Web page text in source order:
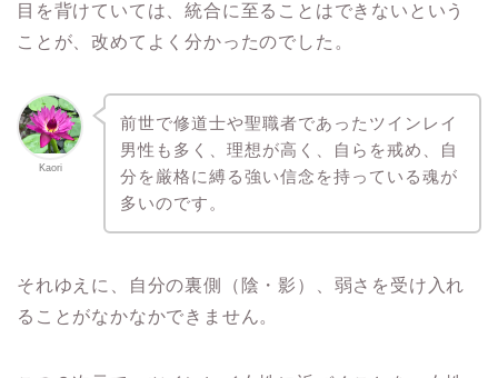
目を背けていては、統合に至ることはできないという
ことが、改めてよく分かったのでした。
Kaori
前世で修道士や聖職者であったツインレイ
男性も多く、理想が高く、自らを戒め、自
分を厳格に縛る強い信念を持っている魂が
多いのです。
それゆえに、自分の裏側（陰・影）、弱さを受け入れ
ることがなかなかできません。